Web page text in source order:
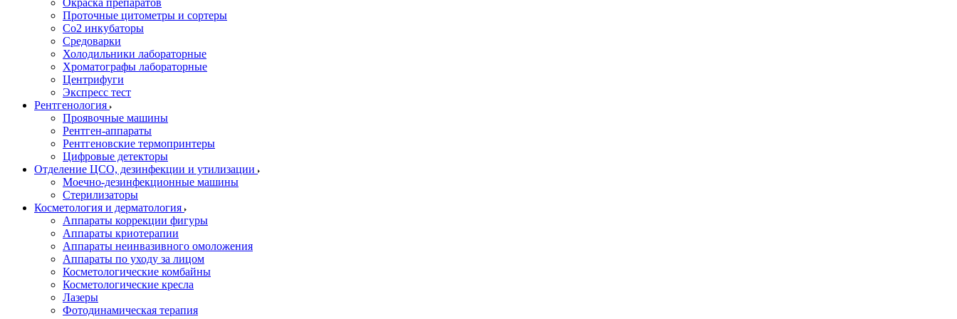
Окраска препаратов
Проточные цитометры и сортеры
Со2 инкубаторы
Средоварки
Холодильники лабораторные
Хроматографы лабораторные
Центрифуги
Экспресс тест
Рентгенология
Проявочные машины
Рентген-аппараты
Рентгеновские термопринтеры
Цифровые детекторы
Отделение ЦСО, дезинфекции и утилизации
Моечно-дезинфекционные машины
Стерилизаторы
Косметология и дерматология
Аппараты коррекции фигуры
Аппараты криотерапии
Аппараты неинвазивного омоложения
Аппараты по уходу за лицом
Косметологические комбайны
Косметологические кресла
Лазеры
Фотодинамическая терапия